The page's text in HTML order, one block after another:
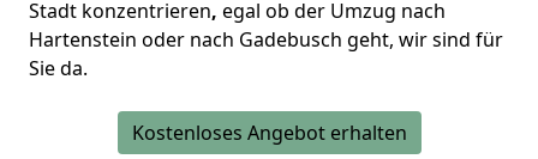
Stadt konzentrieren, egal ob der Umzug nach
Hartenstein oder nach Gadebusch geht, wir sind für
Sie da.
Kostenloses Angebot erhalten